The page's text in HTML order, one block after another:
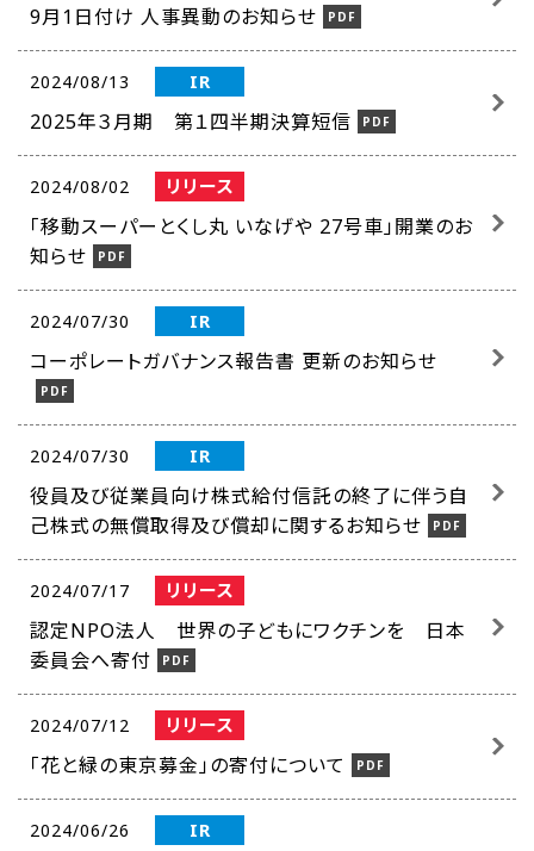
9月1日付け 人事異動のお知らせ
2024/08/13 IR
2025年３月期 第１四半期決算短信
2024/08/02 リリース
「移動スーパーとくし丸 いなげや 27号車」開業のお
知らせ
2024/07/30 IR
コーポレートガバナンス報告書 更新のお知らせ
2024/07/30 IR
役員及び従業員向け株式給付信託の終了に伴う自
己株式の無償取得及び償却に関するお知らせ
2024/07/17 リリース
認定NPO法人 世界の子どもにワクチンを 日本
委員会へ寄付
2024/07/12 リリース
「花と緑の東京募金」の寄付について
2024/06/26 IR